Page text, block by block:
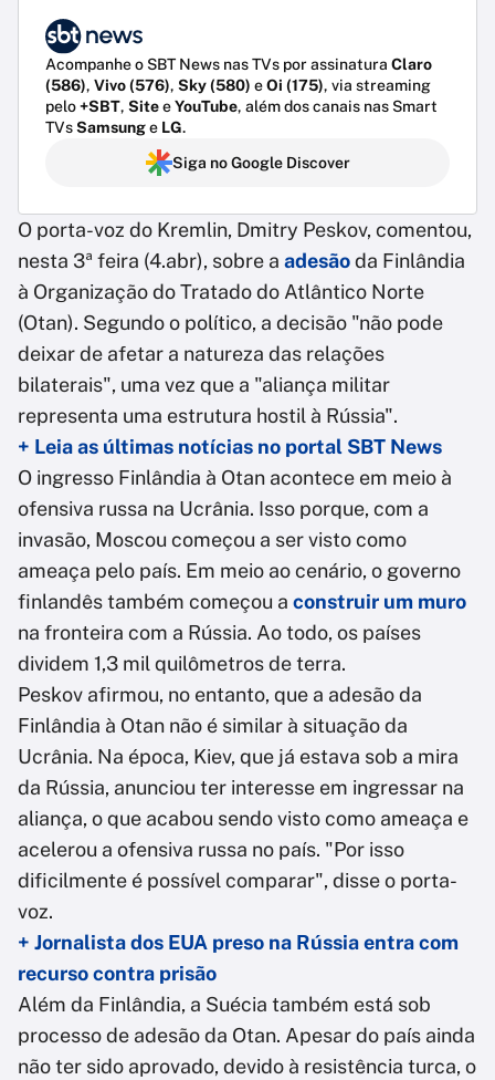
Acompanhe o SBT News nas TVs por assinatura Claro
(586), Vivo (576), Sky (580) eOi (175), via streaming
pelo+SBT, SiteeYouTube, além dos canais nas Smart
TVsSamsunge LG.
Siga no Google Discover
O porta-voz do Kremlin, Dmitry Peskov, comentou,
nesta 3ª feira (4.abr), sobre a adesãoda Finlândia
à Organização do Tratado do Atlântico Norte
(Otan). Segundo o político, a decisão "não pode
deixar de afetar a natureza das relações
bilaterais", uma vez que a "aliança militar
representa uma estrutura hostil à Rússia".
+ Leia as últimas notícias no portal SBT News
O ingresso Finlândia à Otan acontece em meio à
ofensiva russa na Ucrânia. Isso porque, com a
invasão, Moscou começou a ser visto como
ameaça pelo país. Em meio ao cenário, o governo
finlandês também começou a construir um muro
na fronteira com a Rússia. Ao todo, os países
dividem 1,3 mil quilômetros de terra.
Peskov afirmou, no entanto, que a adesão da
Finlândia à Otan não é similar à situação da
Ucrânia. Na época, Kiev, que já estava sob a mira
da Rússia, anunciou ter interesse em ingressar na
aliança, o que acabou sendo visto como ameaça e
acelerou a ofensiva russa no país. "Por isso
dificilmente é possível comparar", disse o porta-
voz.
+ Jornalista dos EUA preso na Rússia entra com
recurso contra prisão
Além da Finlândia, a Suécia também está sob
processo de adesão da Otan. Apesar do país ainda
não ter sido aprovado, devido à resistência turca, o